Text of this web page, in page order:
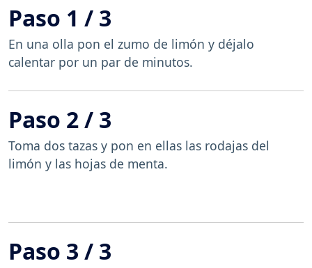
Paso 1 / 3
En una olla pon el zumo de limón y déjalo
calentar por un par de minutos.
Paso 2 / 3
Toma dos tazas y pon en ellas las rodajas del
limón y las hojas de menta.
Paso 3 / 3